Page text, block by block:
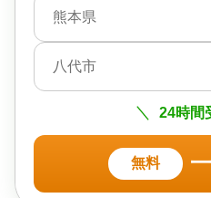
熊本県
八代市
24時間
無料